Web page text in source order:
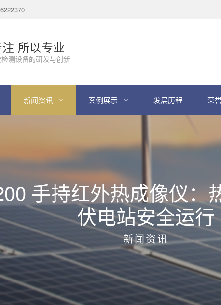
所以专业
测设备的研发与创新
新闻资讯 案例展示 发展历程 荣
手持红外热成像仪：
伏电站安全运行
新闻资讯